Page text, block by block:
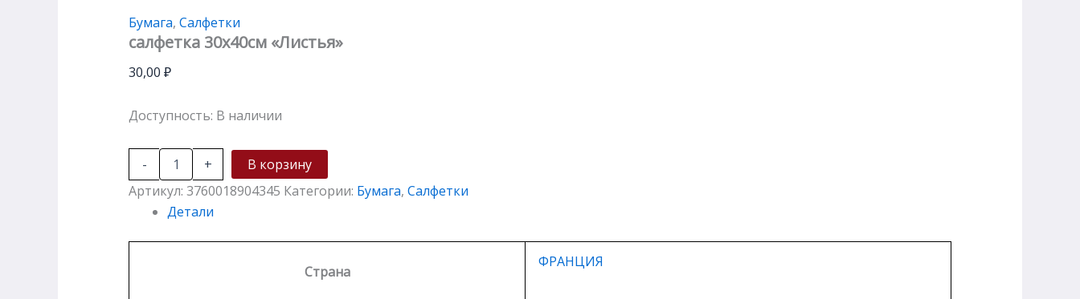
Бумага, Салфетки
салфетка 30х40см «Листья»
30,00 ₽
Доступность: В наличии
- +
В корзину
Артикул: 3760018904345 Категории: Бумага, Салфетки
Детали
Страна
ФРАНЦИЯ